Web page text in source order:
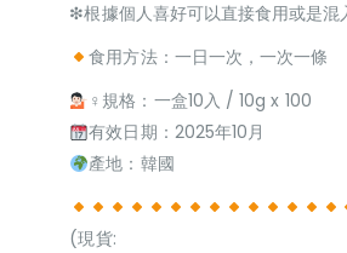
❇根據個人喜好可以直接食用或是混
食用方法：一日一次，一次一條
‍♀規格：一盒10入 / 10g x 100
有效日期：2025年10月
產地：韓國
(現貨: